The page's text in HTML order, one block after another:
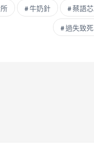
牛奶針 蔡語芯
過失致死